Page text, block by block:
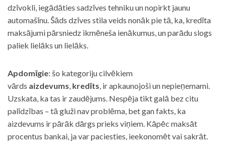
dzīvokli, iegādāties sadzīves tehniku un nopirkt jaunu
automašīnu. Šāds dzīves stila veids nonāk pie tā, ka, kredīta
maksājumi pārsniedz ikmēneša ienākumus, un parādu slogs
paliek lielāks un lielāks.
Apdomīgie: šo kategoriju cilvēkiem
vārds aizdevums, kredīts, ir apkaunojoši un nepieņemami.
Uzskata, ka tas ir zaudējums. Nespēja tikt galā bez citu
palīdzības – tā gluži nav problēma, bet gan fakts, ka
aizdevums ir pārāk dārgs prieks viņiem. Kāpēc maksāt
procentus bankai, ja var paciesties, ieekonomēt vai sakrāt.